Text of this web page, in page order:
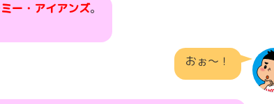
ー・アイアンズ。
おぉ〜！